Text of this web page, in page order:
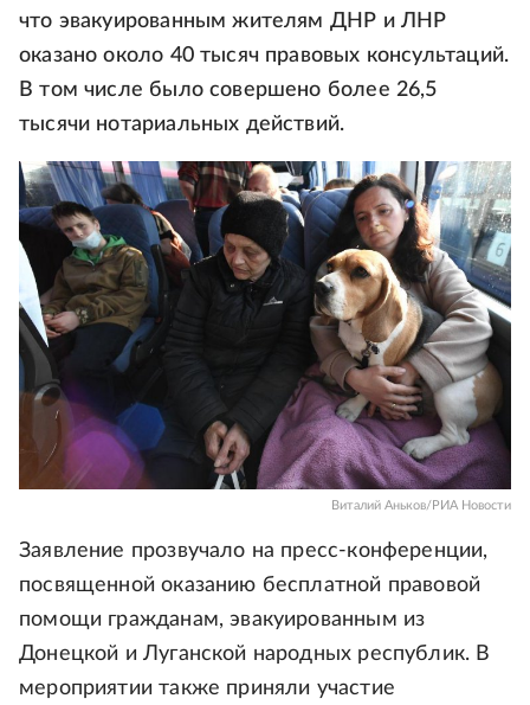
что эвакуированным жителям ДНР и ЛНР
оказано около 40 тысяч правовых консультаций.
В том числе было совершено более 26,5
тысячи нотариальных действий.
Виталий Аньков/РИА Новости
Заявление прозвучало на пресс-конференции,
посвященной оказанию бесплатной правовой
помощи гражданам, эвакуированным из
Донецкой и Луганской народных республик. В
мероприятии также приняли участие